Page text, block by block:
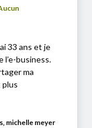
33 ans et je
l’e-business.
ma
plus
, michelle meyer